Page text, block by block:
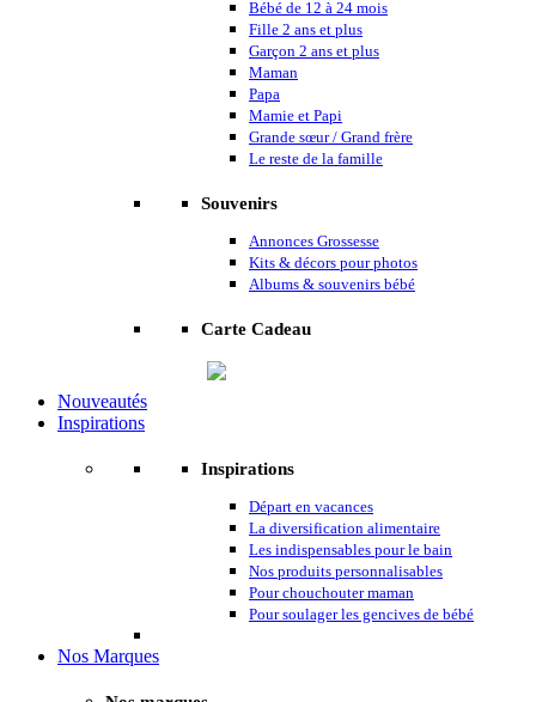
Bébé de 12 à 24 mois
Fille 2 ans et plus
Garçon 2 ans et plus
Maman
Papa
Mamie et Papi
Grande sœur / Grand frère
Le reste de la famille
Souvenirs
Annonces Grossesse
Kits & décors pour photos
Albums & souvenirs bébé
Carte Cadeau
Nouveautés
Inspirations
Inspirations
Départ en vacances
La diversification alimentaire
Les indispensables pour le bain
Nos produits personnalisables
Pour chouchouter maman
Pour soulager les gencives de bébé
Nos Marques